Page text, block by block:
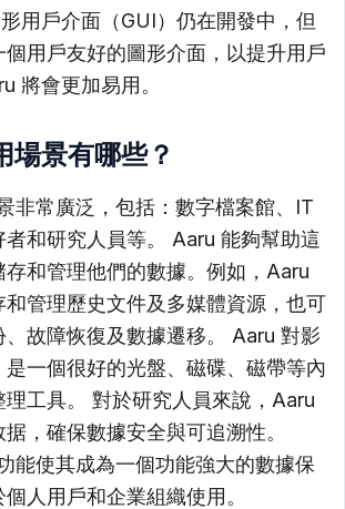
用戶介面（GUI）仍在開發中，但
用戶友好的圖形介面，以提升用戶
將會更加易用。
場景有哪些？
非常廣泛，包括：數字檔案館、IT
和研究人員等。 Aaru 能夠幫助這
和管理他們的數據。例如，Aaru
管理歷史文件及多媒體資源，也可
、故障恢復及數據遷移。 Aaru 對影
一個很好的光盤、磁碟、磁帶等內
工具。 對於研究人員來說，Aaru
，確保數據安全與可追溯性。
能使其成為一個功能強大的數據保
人用戶和企業組織使用。